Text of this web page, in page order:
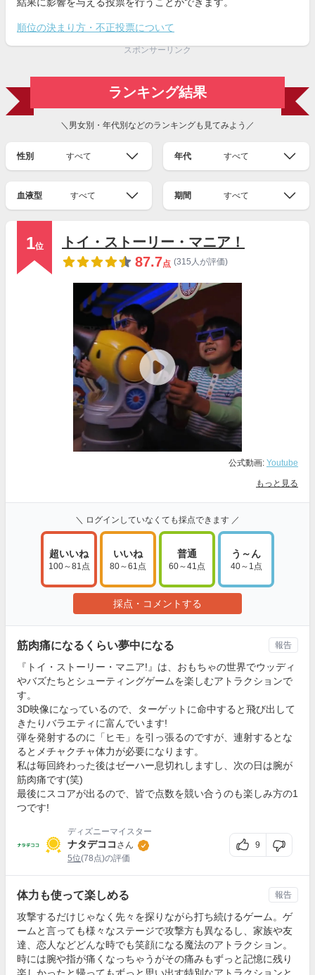
順位の決まり方・不正投票について
スポンサーリンク
ランキング結果
＼男女別・年代別などのランキングも見てみよう／
性別 すべて 年代 すべて
血液型 すべて 期間 すべて
1位
トイ・ストーリー・マニア！
87.7点 (315人が評価)
公式動画: Youtube
もっと見る
＼ ログインしていなくても採点できます ／
超いいね
100～81点
いいね
80～61点
普通
60～41点
う～ん
40～1点
採点・コメントする
筋肉痛になるくらい夢中になる
『トイ・ストーリー・マニア!』は、おもちゃの世界でウッディ
やバズたちとシューティングゲームを楽しむアトラクションで
す。
3D映像になっているので、ターゲットに命中すると飛び出して
きたりバラエティに富んでいます!
弾を発射するのに「ヒモ」を引っ張るのですが、連射するとな
るとメチャクチャ体力が必要になります。
私は毎回終わった後はゼーハー息切れしますし、次の日は腕が
筋肉痛です(笑)
最後にスコアが出るので、皆で点数を競い合うのも楽しみ方の1
つです!
ディズニーマイスター
ナタデココ さん
5位(78点)の評価
9
報告
体力も使って楽しめる
攻撃するだけじゃなく先々を探りながら打ち続けるゲーム。ゲ
ームと言っても様々なステージで攻撃方も異なるし、家族や友
達、恋人などどんな時でも笑顔になる魔法のアトラクション。
時には腕や指が痛くなっちゃうがその痛みもずっと記憶に残り
報告